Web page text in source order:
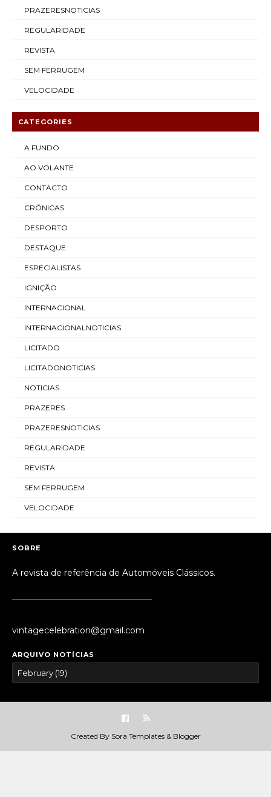
PRAZERESNOTICIAS
REGULARIDADE
REVISTA
SEM FERRUGEM
VELOCIDADE
CATEGORIES
A FUNDO
AO VOLANTE
CONTACTO
CRÓNICAS
DESPORTO
DESTAQUE
ESPECIALISTAS
IGNIÇÃO
INTERNACIONAL
INTERNACIONALNOTICIAS
LICITADO
LICITADONOTICIAS
NOTICIAS
PRAZERES
PRAZERESNOTICIAS
REGULARIDADE
REVISTA
SEM FERRUGEM
VELOCIDADE
SOBRE
A revista de referência de Automóveis Clássicos.
vintagecelebration@gmail.com
ARQUIVO NOTÍCIAS
Created By Sora Templates& Blogger